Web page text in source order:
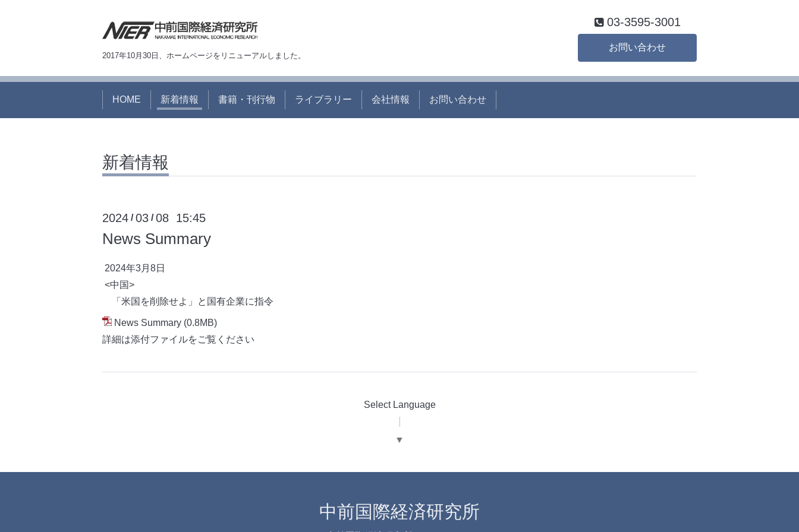
2017年10月30日、ホームページをリニューアルしました。
03-3595-3001
お問い合わせ
HOME 新着情報 書籍・刊行物 ライブラリー 会社情報 お問い合わせ
新着情報
2024 /03 /08 15:45
News Summary
2024年3月8日
<中国>
「米国を削除せよ」と国有企業に指令
News Summary (0.8MB)
詳細は添付ファイルをご覧ください
Select Language
▼
中前国際経済研究所